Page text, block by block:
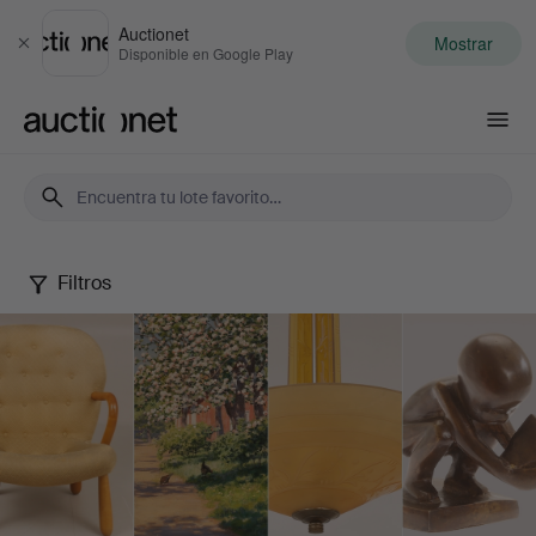
Cerrar
Auctionet
Disponible en Google Play Mostrar
Spring
Quality
Auction
Filtros